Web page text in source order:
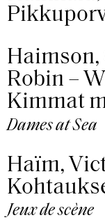
Haimson,
Robin –
Kimmat
Dames at Sea
Haïm,
Jeux de scène